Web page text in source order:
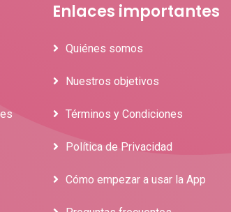
Enlaces importantes
Quiénes somos
Nuestros objetivos
Términos y Condiciones
Política de Privacidad
Cómo empezar a usar la App